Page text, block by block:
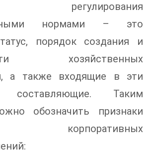
регулирования
нормами – это
порядок создания и
хозяйственных
а также входящие в эти
составляющие. Таким
обозначить признаки
корпоративных